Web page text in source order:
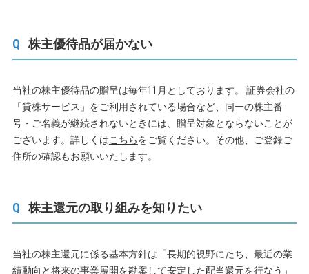
株主優待品が届かない
当社の株主優待品の贈呈は毎年11月としております。 証券会社の
「貸株サービス」をご利用されている場合など、同一の株主番
号・ご名義が継続されないときには、贈呈対象とならないことが
ございます。詳しくはこちらをご覧ください。その他、ご登録ご
住所の確認もお願いいたします。
株主還元の取り組みを知りたい
当社の株主還元に係る基本方針は「長期的視野にたち、最近の業
績動向と将来の事業展開を勘案して安定した配当還元を行なう」